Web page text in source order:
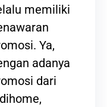
memiliki
Ya,
adanya
dari